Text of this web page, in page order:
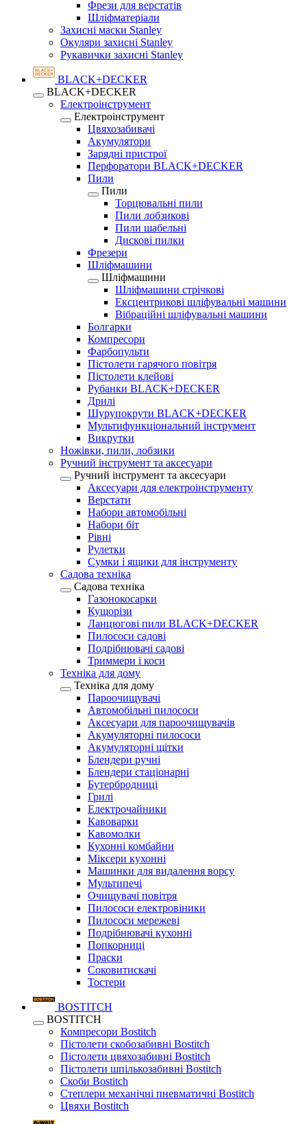
Фрези для верстатів
Шліфматеріали
Захисні маски Stanley
Окуляри захисні Stanley
Рукавички захисні Stanley
BLACK+DECKER
BLACK+DECKER
Електроінструмент
Електроінструмент
Цвяхозабивачі
Акумулятори
Зарядні пристрої
Перфоратори BLACK+DECKER
Пили
Пили
Торцювальні пили
Пили лобзикові
Пили шабельні
Дискові пилки
Фрезери
Шліфмашини
Шліфмашини
Шліфмашини стрічкові
Ексцентрикові шліфувальні машини
Вібраційні шліфувальні машини
Болгарки
Компресори
Фарбопульти
Пістолети гарячого повітря
Пістолети клейові
Рубанки BLACK+DECKER
Дрилі
Шурупокрути BLACK+DECKER
Мультифункціональний інструмент
Викрутки
Ножівки, пили, лобзики
Ручний інструмент та аксесуари
Ручний інструмент та аксесуари
Аксесуари для електроінструменту
Верстати
Набори автомобільні
Набори біт
Рівні
Рулетки
Сумки і ящики для інструменту
Садова техніка
Садова техніка
Газонокосарки
Кущорізи
Ланцюгові пили BLACK+DECKER
Пилососи садові
Подрібнювачі садові
Триммери і коси
Техніка для дому
Техніка для дому
Пароочищувачі
Автомобільні пилососи
Аксесуари для пароочищувачів
Акумуляторні пилососи
Акумуляторні щітки
Блендери ручні
Блендери стаціонарні
Бутербродниці
Грилі
Електрочайники
Кавоварки
Кавомолки
Кухонні комбайни
Міксери кухонні
Машинки для видалення ворсу
Мультипечі
Очищувачі повітря
Пилососи електровіники
Пилососи мережеві
Подрібнювачі кухонні
Попкорниці
Праски
Соковитискачі
Тостери
BOSTITCH
BOSTITCH
Компресори Bostitch
Пістолети скобозабивні Bostitch
Пістолети цвяхозабивні Bostitch
Пістолети шпількозабивні Bostitch
Скоби Bostitch
Степлери механічні пневматичні Bostitch
Цвяхи Bostitch